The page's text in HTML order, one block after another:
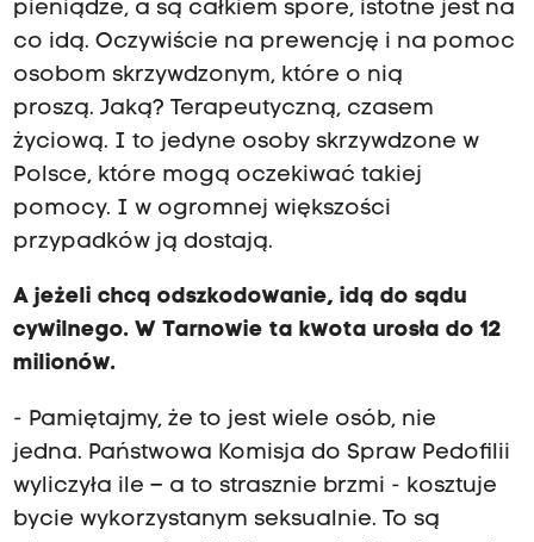
pieniądze, a są całkiem spore, istotne jest na
co idą. Oczywiście na prewencję i na pomoc
osobom skrzywdzonym, które o nią
proszą. Jaką? Terapeutyczną, czasem
życiową. I to jedyne osoby skrzywdzone w
Polsce, które mogą oczekiwać takiej
pomocy. I w ogromnej większości
przypadków ją dostają.
A jeżeli chcą odszkodowanie, idą do sądu
cywilnego. W Tarnowie ta kwota urosła do 12
milionów.
- Pamiętajmy, że to jest wiele osób, nie
jedna. Państwowa Komisja do Spraw Pedofilii
wyliczyła ile – a to strasznie brzmi - kosztuje
bycie wykorzystanym seksualnie. To są